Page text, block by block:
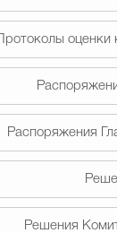
Протоколы оценки
Распоряжения
Решения